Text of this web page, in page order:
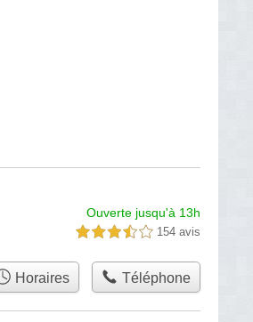
Ouverte jusqu'à 13h
3,5 étoiles sur 5 154 avis
Horaires Téléphone